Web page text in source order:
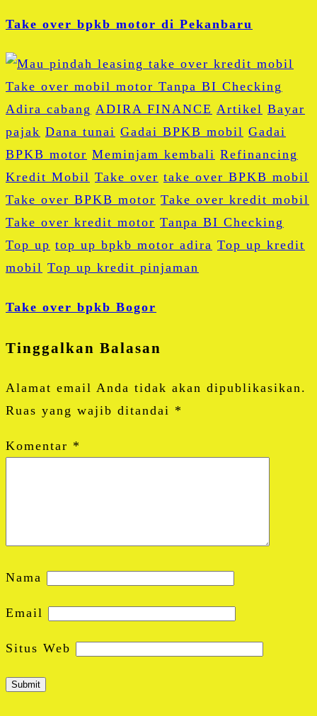
Take over bpkb motor di Pekanbaru
Adira cabang ADIRA FINANCE Artikel Bayar
pajak Dana tunai Gadai BPKB mobil Gadai
BPKB motor Meminjam kembali Refinancing
Kredit Mobil Take over take over BPKB mobil
Take over BPKB motor Take over kredit mobil
Take over kredit motor Tanpa BI Checking
Top up top up bpkb motor adira Top up kredit
mobil Top up kredit pinjaman
Take over bpkb Bogor
Tinggalkan Balasan
Alamat email Anda tidak akan dipublikasikan.
Ruas yang wajib ditandai *
Komentar *
Nama
Email
Situs Web